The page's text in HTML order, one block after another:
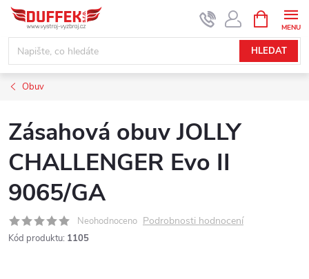
Přejít
obsah
HLEDAT
NÁKUPNÍ
KOŠÍK
Obuv
Zásahová obuv JOLLY
CHALLENGER Evo II
9065/GA
Neohodnoceno Podrobnosti hodnocení
Kód produktu: 1105